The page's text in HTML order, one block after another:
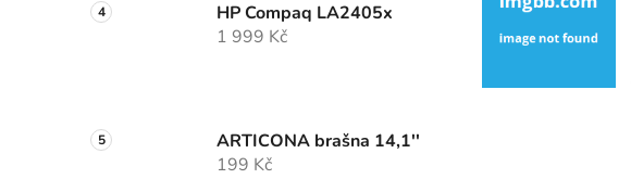
HP Compaq LA2405x
1 999 Kč
ARTICONA brašna 14,1''
199 Kč